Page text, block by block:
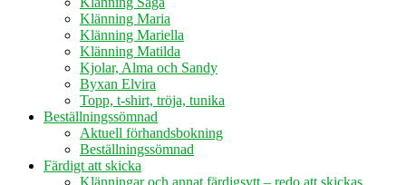
Klänning Maria
Klänning Mariella
Klänning Matilda
Kjolar, Alma och Sandy
Byxan Elvira
Topp, t-shirt, tröja, tunika
Beställningssömnad
Aktuell förhandsbokning
Beställningssömnad
Färdigt att skicka
Klänningar och annat färdigsytt – redo att skickas